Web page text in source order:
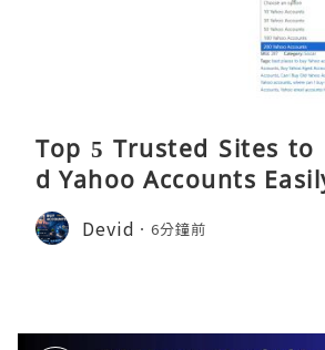
Top 5 Trusted Sites to
d Yahoo Accounts
Devid 6分鐘前